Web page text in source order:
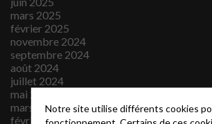
mars 2025
février 2025
novembre 2024
septembre 2024
août 2024
juillet 2024
mai 2024
mars 2024
février 2024
Notre site utilise différents cookies
fonctionnement. Certains de ces